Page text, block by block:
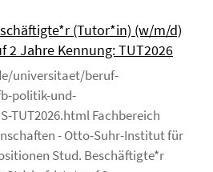
(Tutor*in) (w/m/d)
2 Jahre Kennung: TUT2026
universitaet/beruf-
politik-und-
TUT2026.html Fachbereich
- Otto-Suhr-Institut für
Stud. Beschäftigte*r